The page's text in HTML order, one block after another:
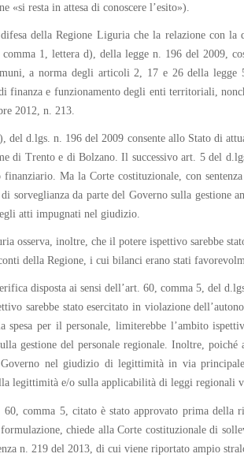
«si resta in attesa di conoscere l’esito»).
della Regione Liguria che la relazione con
1, lettera d), della legge n. 196 del 2009,
a norma degli articoli 2, 17 e 26 della
finanza e funzionamento degli enti territoriali,
2012, n. 213.
del d.lgs. n. 196 del 2009 consente allo Stato di
di Trento e di Bolzano. Il successivo art. 5 del
Ma la Corte costituzionale, con
sorveglianza da parte del Governo sulla
atti impugnati nel giudizio.
osserva, inoltre, che il potere ispettivo sarebbe
della Regione, i cui bilanci erano stati
disposta ai sensi dell’art. 60, comma 5, del
sarebbe stato esercitato in violazione
per il personale, limiterebbe l’ambito
gestione del personale regionale. Inoltre,
Governo nel giudizio di legittimità in via
legittimità e/o sulla applicabilità di leggi regionali
60, comma 5, citato è stato approvato prima
chiede alla Corte costituzionale di
n. 219 del 2013, di cui viene riportato ampio